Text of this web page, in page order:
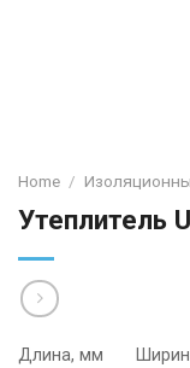
Home /
Утеплитель
Длина, мм